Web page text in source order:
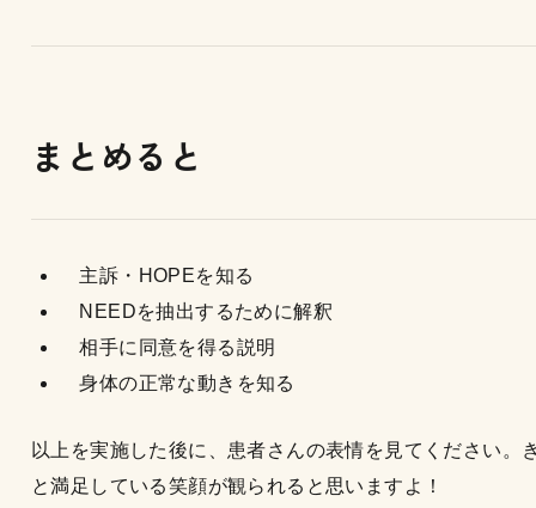
まとめると
主訴・HOPEを知る
NEEDを抽出するために解釈
相手に同意を得る説明
身体の正常な動きを知る
以上を実施した後に、患者さんの表情を見てください。
と満足している笑顔が観られると思いますよ！